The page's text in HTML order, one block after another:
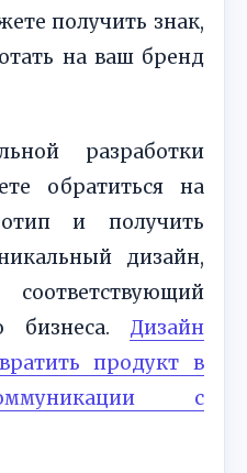
получить знак,
на ваш бренд
разработки
обратиться на
и получить
дизайн,
бизнеса. Дизайн
продукт в
с